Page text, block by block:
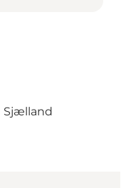
Sjælland